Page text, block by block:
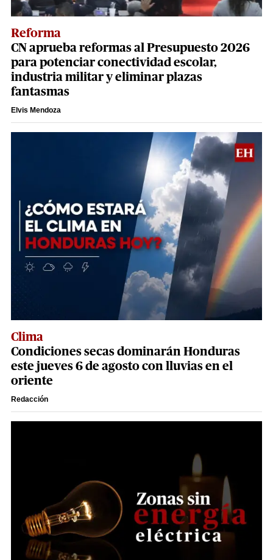
Reforma
CN aprueba reformas al Presupuesto 2026
para potenciar conectividad escolar,
industria militar y eliminar plazas
fantasmas
Elvis Mendoza
Clima
Condiciones secas dominarán Honduras
este jueves 6 de agosto con lluvias en el
oriente
Redacción